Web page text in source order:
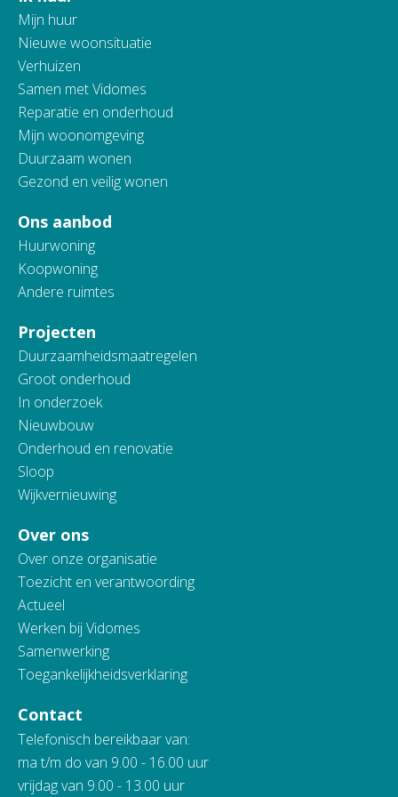
Mijn huur
Nieuwe woonsituatie
Verhuizen
Samen met Vidomes
Reparatie en onderhoud
Mijn woonomgeving
Duurzaam wonen
Gezond en veilig wonen
Ons aanbod
Huurwoning
Koopwoning
Andere ruimtes
Projecten
Duurzaamheidsmaatregelen
Groot onderhoud
In onderzoek
Nieuwbouw
Onderhoud en renovatie
Sloop
Wijkvernieuwing
Over ons
Over onze organisatie
Toezicht en verantwoording
Actueel
Werken bij Vidomes
Samenwerking
Toegankelijkheidsverklaring
Contact
Telefonisch bereikbaar van:
ma t/m do van 9.00 - 16.00 uur
vrijdag van 9.00 - 13.00 uur